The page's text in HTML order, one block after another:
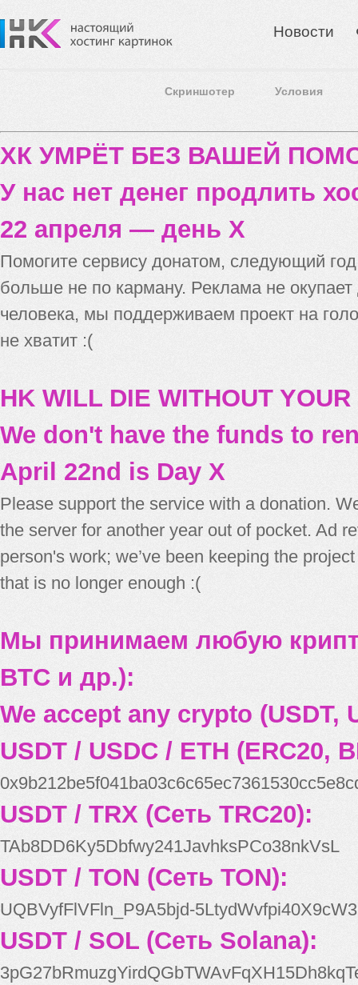
Новости
Скриншотер Условия
ХК УМРЁТ БЕЗ ВАШЕЙ
У нас нет денег продлить
22 апреля — день X
Помогите сервису донатом, следующий
больше не по карману. Реклама не
человека, мы поддерживаем проект на
не хватит :(
HK WILL DIE WITHOUT
We don't have the funds to
April 22nd is Day X
Please support the service with a donation.
the server for another year out of pocket. Ad
person's work; we’ve been keeping the
that is no longer enough :(
Мы принимаем любую
BTC и др.):
We accept any crypto (USDT,
USDT / USDC / ETH (ERC20,
USDT / TRX (Сеть TRC20):
TAb8DD6Ky5Dbfwy241JavhksPCo38nkVsL
USDT / TON (Сеть TON):
UQBVyfFlVFln_P9A5bjd-
USDT / SOL (Сеть Solana):